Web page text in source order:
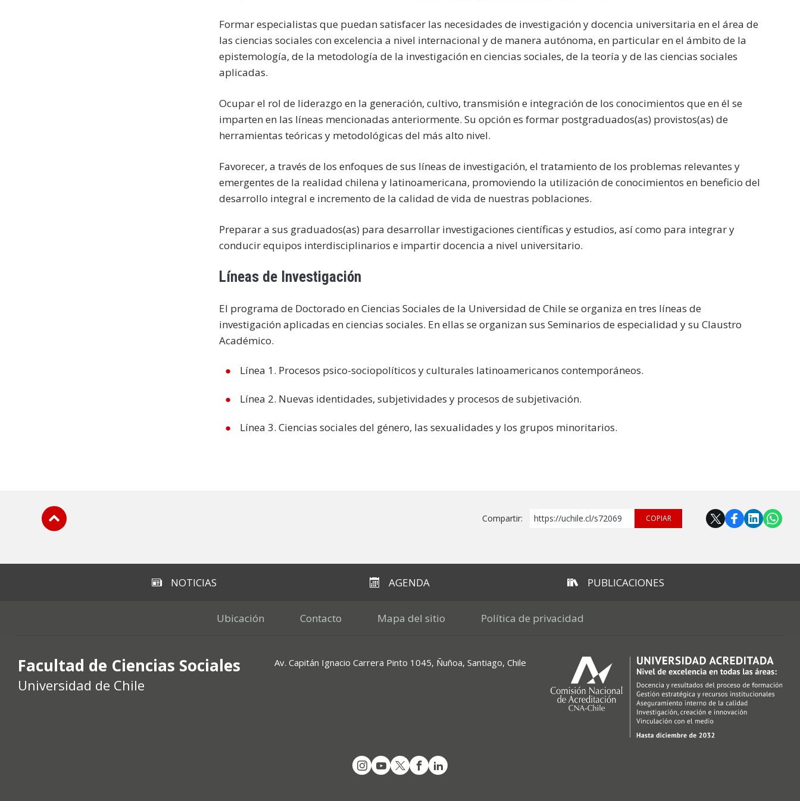
Formar especialistas que puedan satisfacer las necesidades de investigación y docencia universitaria en el área de
las ciencias sociales con excelencia a nivel internacional y de manera autónoma, en particular en el ámbito de la
epistemología, de la metodología de la investigación en ciencias sociales, de la teoría y de las ciencias sociales
aplicadas.
Ocupar el rol de liderazgo en la generación, cultivo, transmisión e integración de los conocimientos que en él se
imparten en las líneas mencionadas anteriormente. Su opción es formar postgraduados(as) provistos(as) de
herramientas teóricas y metodológicas del más alto nivel.
Favorecer, a través de los enfoques de sus líneas de investigación, el tratamiento de los problemas relevantes y
emergentes de la realidad chilena y latinoamericana, promoviendo la utilización de conocimientos en beneficio del
desarrollo integral e incremento de la calidad de vida de nuestras poblaciones.
Preparar a sus graduados(as) para desarrollar investigaciones científicas y estudios, así como para integrar y
conducir equipos interdisciplinarios e impartir docencia a nivel universitario.
Líneas de Investigación
El programa de Doctorado en Ciencias Sociales de la Universidad de Chile se organiza en tres líneas de
investigación aplicadas en ciencias sociales. En ellas se organizan sus Seminarios de especialidad y su Claustro
Académico.
Línea 1. Procesos psico-sociopolíticos y culturales latinoamericanos contemporáneos.
Línea 2. Nuevas identidades, subjetividades y procesos de subjetivación.
Línea 3. Ciencias sociales del género, las sexualidades y los grupos minoritarios.
Compartir: https://uchile.cl/s72069 COPIAR
NOTICIAS AGENDA PUBLICACIONES
Ubicación Contacto Mapa del sitio Política de privacidad
Facultad de Ciencias Sociales
Universidad de Chile
Av. Capitán Ignacio Carrera Pinto 1045, Ñuñoa, Santiago, Chile